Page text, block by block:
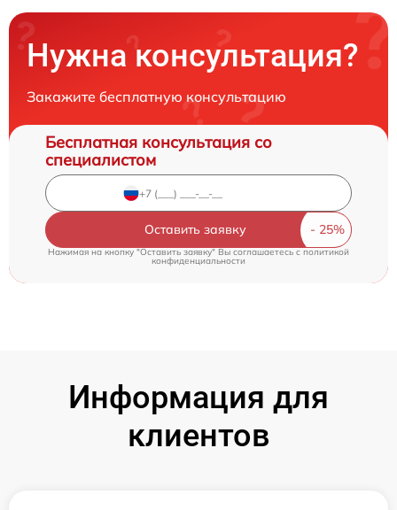
Нужна консультация?
Закажите бесплатную консультацию
Бесплатная консультация со
специалистом
Оставить заявку
Нажимая на кнопку "Оставить заявку" Вы соглашаетесь c политикой
конфиденциальности
Информация для
клиентов